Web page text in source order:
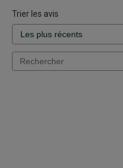
Trier les avis